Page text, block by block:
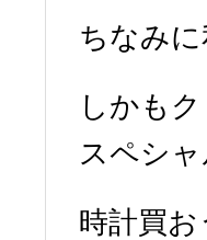
ちなみ
しかも
スペシ
時計買